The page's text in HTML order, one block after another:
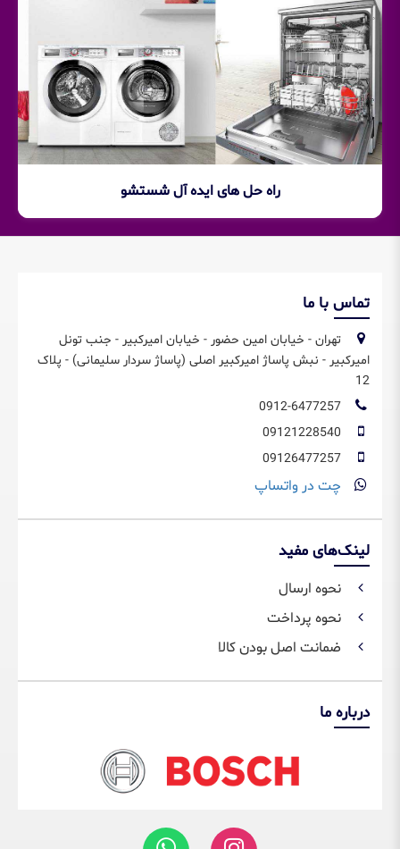
راه حل های ایده آل شستشو
تماس با ما
تهران - خیابان امین حضور - خیابان امیرکبیر - جنب تونل
امیرکبیر - نبش پاساژ امیرکبیر اصلی (پاساژ سردار سلیمانی) - پلاک
12
چت در واتساپ
لینک‌های مفید
نحوه ارسال
نحوه پرداخت
ضمانت اصل بودن کالا
درباره ما